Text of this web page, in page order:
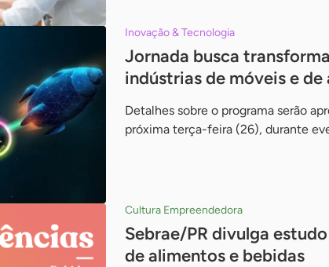
Inovação & Tecnologia
Jornada busca
indústrias de móveis e
Detalhes sobre o programa serão
próxima terça-feira (26), durante
Cultura Empreendedora
Sebrae/PR divulga
de alimentos e bebidas